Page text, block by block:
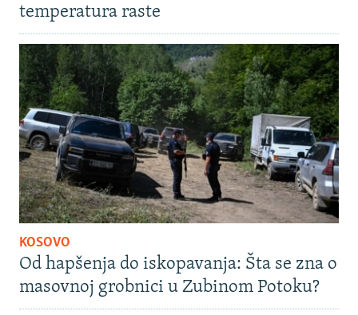
temperatura raste
KOSOVO
Od hapšenja do iskopavanja: Šta se zna o
masovnoj grobnici u Zubinom Potoku?